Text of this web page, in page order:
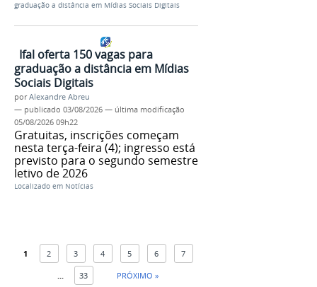
graduação a distância em Mídias Sociais Digitais
Ifal oferta 150 vagas para
graduação a distância em Mídias
Sociais Digitais
porAlexandre Abreu
— publicado 03/08/2026 — última modificação
05/08/2026 09h22
Gratuitas, inscrições começam
nesta terça-feira (4); ingresso está
previsto para o segundo semestre
letivo de 2026
Localizado em Notícias
1 2 3 4 5 6 7
33 PRÓXIMO »